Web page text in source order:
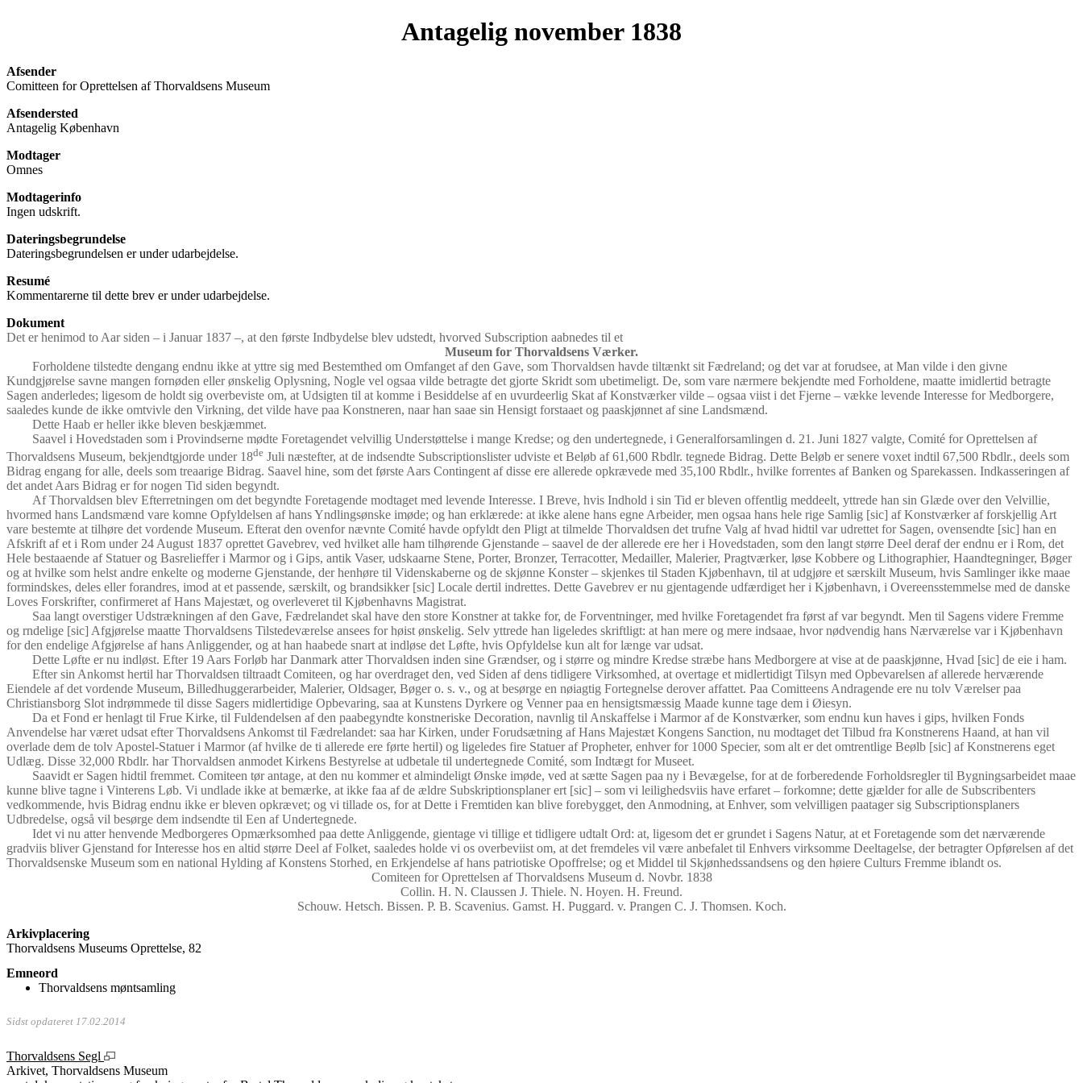
Antagelig november 1838
Afsender
Comitteen for Oprettelsen af Thorvaldsens Museum
Afsendersted
Antagelig København
Modtager
Omnes
Modtagerinfo
Ingen udskrift.
Dateringsbegrundelse
Dateringsbegrundelsen er under udarbejdelse.
Resumé
Kommentarerne til dette brev er under udarbejdelse.
Dokument
Det er henimod to Aar siden – i Januar 1837 –, at den første Indbydelse blev udstedt, hvorved Subscription aabnedes til et
Museum for Thorvaldsens Værker.
Forholdene tilstedte dengang endnu ikke at yttre sig med Bestemthed om Omfanget af den Gave, som Thorvaldsen havde tiltænkt sit Fædreland; og det var at forudsee, at Man vilde i den givne
Kundgjørelse savne mangen fornøden eller ønskelig Oplysning, Nogle vel ogsaa vilde betragte det gjorte Skridt som ubetimeligt. De, som vare nærmere bekjendte med Forholdene, maatte imidlertid betragte
Sagen anderledes; ligesom de holdt sig overbeviste om, at Udsigten til at komme i Besiddelse af en uvurdeerlig Skat af Konstværker vilde – ogsaa viist i det Fjerne – vække levende Interesse for Medborgere,
saaledes kunde de ikke omtvivle den Virkning, det vilde have paa Konstneren, naar han saae sin Hensigt forstaaet og paaskjønnet af sine Landsmænd.
Dette Haab er heller ikke bleven beskjæmmet.
Saavel i Hovedstaden som i Provindserne mødte Foretagendet velvillig Understøttelse i mange Kredse; og den undertegnede, i Generalforsamlingen d. 21. Juni 1827 valgte, Comité for Oprettelsen af
Thorvaldsens Museum, bekjendtgjorde under 18de Juli næstefter, at de indsendte Subscriptionslister udviste et Beløb af 61,600 Rbdlr. tegnede Bidrag. Dette Beløb er senere voxet indtil 67,500 Rbdlr., deels som
Bidrag engang for alle, deels som treaarige Bidrag. Saavel hine, som det første Aars Contingent af disse ere allerede opkrævede med 35,100 Rbdlr., hvilke forrentes af Banken og Sparekassen. Indkasseringen af
det andet Aars Bidrag er for nogen Tid siden begyndt.
Af Thorvaldsen blev Efterretningen om det begyndte Foretagende modtaget med levende Interesse. I Breve, hvis Indhold i sin Tid er bleven offentlig meddeelt, yttrede han sin Glæde over den Velvillie,
hvormed hans Landsmænd vare komne Opfyldelsen af hans Yndlingsønske imøde; og han erklærede: at ikke alene hans egne Arbeider, men ogsaa hans hele rige Samlig [sic] af Konstværker af forskjellig Art
vare bestemte at tilhøre det vordende Museum. Efterat den ovenfor nævnte Comité havde opfyldt den Pligt at tilmelde Thorvaldsen det trufne Valg af hvad hidtil var udrettet for Sagen, ovensendte [sic] han en
Afskrift af et i Rom under 24 August 1837 oprettet Gavebrev, ved hvilket alle ham tilhørende Gjenstande – saavel de der allerede ere her i Hovedstaden, som den langt større Deel deraf der endnu er i Rom, det
Hele bestaaende af Statuer og Basrelieffer i Marmor og i Gips, antik Vaser, udskaarne Stene, Porter, Bronzer, Terracotter, Medailler, Malerier, Pragtværker, løse Kobbere og Lithographier, Haandtegninger, Bøger
og at hvilke som helst andre enkelte og moderne Gjenstande, der henhøre til Videnskaberne og de skjønne Konster – skjenkes til Staden Kjøbenhavn, til at udgjøre et særskilt Museum, hvis Samlinger ikke maae
formindskes, deles eller forandres, imod at et passende, særskilt, og brandsikker [sic] Locale dertil indrettes. Dette Gavebrev er nu gjentagende udfærdiget her i Kjøbenhavn, i Overeensstemmelse med de danske
Loves Forskrifter, confirmeret af Hans Majestæt, og overleveret til Kjøbenhavns Magistrat.
Saa langt overstiger Udstrækningen af den Gave, Fædrelandet skal have den store Konstner at takke for, de Forventninger, med hvilke Foretagendet fra først af var begyndt. Men til Sagens videre Fremme
og rndelige [sic] Afgjørelse maatte Thorvaldsens Tilstedeværelse ansees for høist ønskelig. Selv yttrede han ligeledes skriftligt: at han mere og mere indsaae, hvor nødvendig hans Nærværelse var i Kjøbenhavn
for den endelige Afgjørelse af hans Anliggender, og at han haabede snart at indløse det Løfte, hvis Opfyldelse kun alt for længe var udsat.
Dette Løfte er nu indløst. Efter 19 Aars Forløb har Danmark atter Thorvaldsen inden sine Grændser, og i større og mindre Kredse stræbe hans Medborgere at vise at de paaskjønne, Hvad [sic] de eie i ham.
Efter sin Ankomst hertil har Thorvaldsen tiltraadt Comiteen, og har overdraget den, ved Siden af dens tidligere Virksomhed, at overtage et midlertidigt Tilsyn med Opbevarelsen af allerede herværende
Eiendele af det vordende Museum, Billedhuggerarbeider, Malerier, Oldsager, Bøger o. s. v., og at besørge en nøiagtig Fortegnelse derover affattet. Paa Comitteens Andragende ere nu tolv Værelser paa
Christiansborg Slot indrømmede til disse Sagers midlertidige Opbevaring, saa at Kunstens Dyrkere og Venner paa en hensigtsmæssig Maade kunne tage dem i Øiesyn.
Da et Fond er henlagt til Frue Kirke, til Fuldendelsen af den paabegyndte konstneriske Decoration, navnlig til Anskaffelse i Marmor af de Konstværker, som endnu kun haves i gips, hvilken Fonds
Anvendelse har været udsat efter Thorvaldsens Ankomst til Fædrelandet: saa har Kirken, under Forudsætning af Hans Majestæt Kongens Sanction, nu modtaget det Tilbud fra Konstnerens Haand, at han vil
overlade dem de tolv Apostel-Statuer i Marmor (af hvilke de ti allerede ere førte hertil) og ligeledes fire Statuer af Propheter, enhver for 1000 Specier, som alt er det omtrentlige Beølb [sic] af Konstnerens eget
Udlæg. Disse 32,000 Rbdlr. har Thorvaldsen anmodet Kirkens Bestyrelse at udbetale til undertegnede Comité, som Indtægt for Museet.
Saavidt er Sagen hidtil fremmet. Comiteen tør antage, at den nu kommer et almindeligt Ønske imøde, ved at sætte Sagen paa ny i Bevægelse, for at de forberedende Forholdsregler til Bygningsarbeidet maae
kunne blive tagne i Vinterens Løb. Vi undlade ikke at bemærke, at ikke faa af de ældre Subskriptionsplaner ert [sic] – som vi leilighedsviis have erfaret – forkomne; dette gjælder for alle de Subscribenters
vedkommende, hvis Bidrag endnu ikke er bleven opkrævet; og vi tillade os, for at Dette i Fremtiden kan blive forebygget, den Anmodning, at Enhver, som velvilligen paatager sig Subscriptionsplaners
Udbredelse, også vil besørge dem indsendte til Een af Undertegnede.
Idet vi nu atter henvende Medborgeres Opmærksomhed paa dette Anliggende, gientage vi tillige et tidligere udtalt Ord: at, ligesom det er grundet i Sagens Natur, at et Foretagende som det nærværende
gradviis bliver Gjenstand for Interesse hos en altid større Deel af Folket, saaledes holde vi os overbeviist om, at det fremdeles vil være anbefalet til Enhvers virksomme Deeltagelse, der betragter Opførelsen af det
Thorvaldsenske Museum som en national Hylding af Konstens Storhed, en Erkjendelse af hans patriotiske Opoffrelse; og et Middel til Skjønhedssandsens og den høiere Culturs Fremme iblandt os.
Comiteen for Oprettelsen af Thorvaldsens Museum d. Novbr. 1838
Collin. H. N. Claussen J. Thiele. N. Hoyen. H. Freund.
Schouw. Hetsch. Bissen. P. B. Scavenius. Gamst. H. Puggard. v. Prangen C. J. Thomsen. Koch.
Arkivplacering
Thorvaldsens Museums Oprettelse, 82
Emneord
Thorvaldsens møntsamling
Sidst opdateret 17.02.2014
Thorvaldsens Segl
Arkivet, Thorvaldsens Museum